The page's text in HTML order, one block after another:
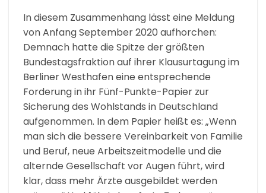
In diesem Zusammenhang lässt eine Meldung
von Anfang September 2020 aufhorchen:
Demnach hatte die Spitze der größten
Bundestagsfraktion auf ihrer Klausurtagung im
Berliner Westhafen eine entsprechende
Forderung in ihr Fünf-Punkte-Papier zur
Sicherung des Wohlstands in Deutschland
aufgenommen. In dem Papier heißt es: „Wenn
man sich die bessere Vereinbarkeit von Familie
und Beruf, neue Arbeitszeitmodelle und die
alternde Gesellschaft vor Augen führt, wird
klar, dass mehr Ärzte ausgebildet werden